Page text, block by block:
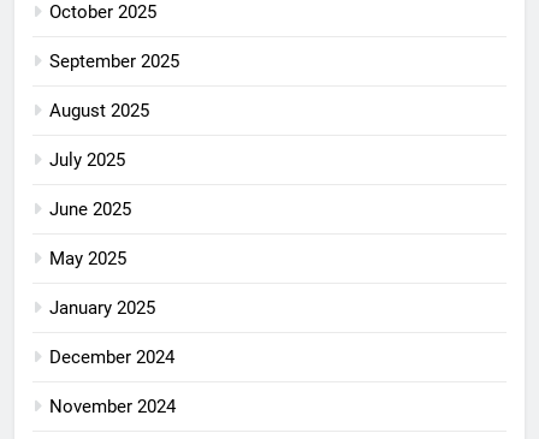
October 2025
September 2025
August 2025
July 2025
June 2025
May 2025
January 2025
December 2024
November 2024